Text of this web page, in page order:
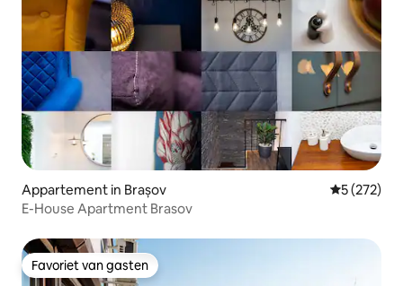
Appartement in Brașov
5 (272)
E-House Apartment Brasov
Favoriet van gasten
Favoriet van gasten